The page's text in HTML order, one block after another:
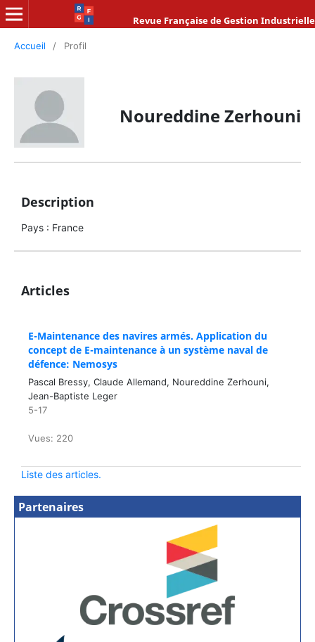
Revue Française de Gestion Industrielle
Accueil / Profil
Noureddine Zerhouni
Description
Pays : France
Articles
E-Maintenance des navires armés. Application du
concept de E-maintenance à un système naval de
défence: Nemosys
Pascal Bressy, Claude Allemand, Noureddine Zerhouni,
Jean-Baptiste Leger
5-17
Vues: 220
Liste des articles.
Partenaires